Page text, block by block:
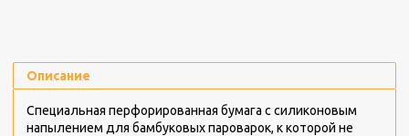
Описание
Специальная перфорированная бумага с силиконовым
напылением для бамбуковых пароварок, к которой не